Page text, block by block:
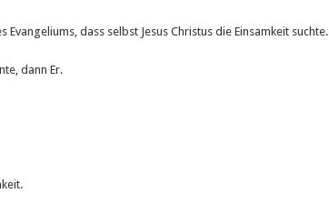
dass selbst Jesus Christus die Einsamkeit suchte.
dann Er.